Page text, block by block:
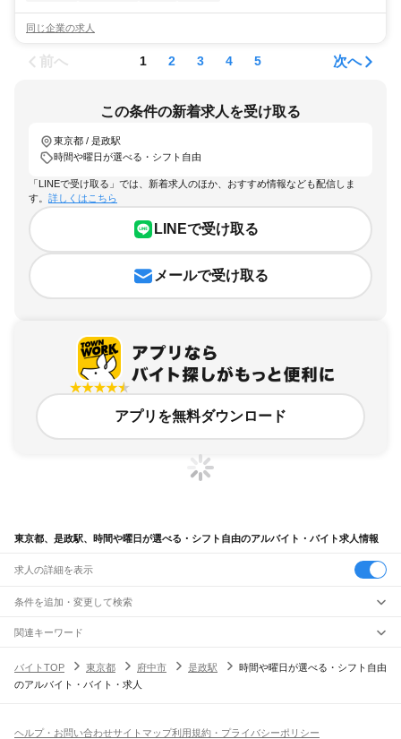
同じ企業の求人
前へ 1 2 3 4 5 次へ
この条件の新着求人を受け取る
東京都 / 是政駅
時間や曜日が選べる・シフト自由
「LINEで受け取る」では、新着求人のほか、おすすめ情報なども配信しま
す。 詳しくはこちら
LINEで受け取る
メールで受け取る
アプリを無料ダウンロード
東京都、是政駅、時間や曜日が選べる・シフト自由のアルバイト・バイト求人情報
求人の詳細を表示
条件を追加・変更して検索
市区町村を追加・変更
東京都すべて
東京23区 すべて
江戸川区
駅を追加・変更
JR山手線
職種を追加・変更
飲食・フードサービスすべて
関連キーワード
バイトTOP
東京都 府中市 是政駅
時間や曜日が選べる・シフト自由
のアルバイト・バイト・求人
ヘルプ・お問い合わせサイトマップ利用規約・プライバシーポリシー